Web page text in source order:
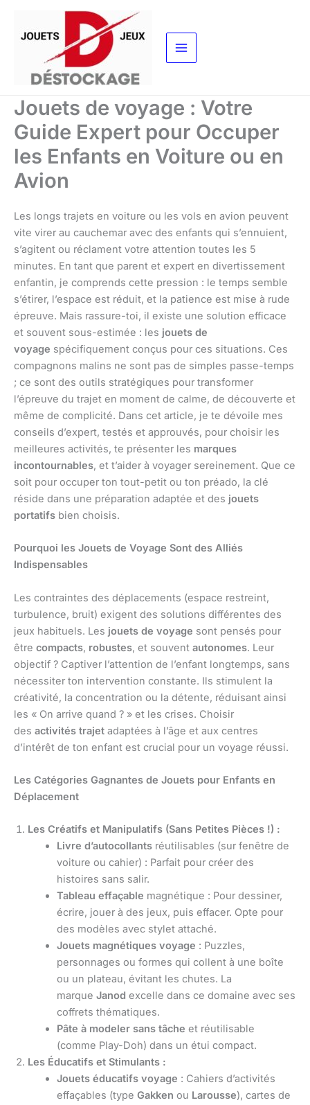
contenu
Jouets de voyage : Votre
Guide Expert pour Occuper
les Enfants en Voiture ou en
Avion
Les longs trajets en voiture ou les vols en avion peuvent
vite virer au cauchemar avec des enfants qui s’ennuient,
s’agitent ou réclament votre attention toutes les 5
minutes. En tant que parent et expert en divertissement
enfantin, je comprends cette pression : le temps semble
s’étirer, l’espace est réduit, et la patience est mise à rude
épreuve. Mais rassure-toi, il existe une solution efficace
et souvent sous-estimée : les jouets de
voyage spécifiquement conçus pour ces situations. Ces
compagnons malins ne sont pas de simples passe-temps
; ce sont des outils stratégiques pour transformer
l’épreuve du trajet en moment de calme, de découverte et
même de complicité. Dans cet article, je te dévoile mes
conseils d’expert, testés et approuvés, pour choisir les
meilleures activités, te présenter les marques
incontournables, et t’aider à voyager sereinement. Que ce
soit pour occuper ton tout-petit ou ton préado, la clé
réside dans une préparation adaptée et des jouets
portatifs bien choisis.
Pourquoi les Jouets de Voyage Sont des Alliés
Indispensables
Les contraintes des déplacements (espace restreint,
turbulence, bruit) exigent des solutions différentes des
jeux habituels. Les jouets de voyage sont pensés pour
être compacts, robustes, et souvent autonomes. Leur
objectif ? Captiver l’attention de l’enfant longtemps, sans
nécessiter ton intervention constante. Ils stimulent la
créativité, la concentration ou la détente, réduisant ainsi
les « On arrive quand ? » et les crises. Choisir
des activités trajet adaptées à l’âge et aux centres
d’intérêt de ton enfant est crucial pour un voyage réussi.
Les Catégories Gagnantes de Jouets pour Enfants en
Déplacement
Les Créatifs et Manipulatifs (Sans Petites Pièces !) :
Livre d’autocollantsréutilisables (sur fenêtre de
voiture ou cahier) : Parfait pour créer des
histoires sans salir.
Tableau effaçable magnétique : Pour dessiner,
écrire, jouer à des jeux, puis effacer. Opte pour
des modèles avec stylet attaché.
Jouets magnétiques voyage : Puzzles,
personnages ou formes qui collent à une boîte
ou un plateau, évitant les chutes. La
marque Janod excelle dans ce domaine avec ses
coffrets thématiques.
Pâte à modeler sans tâche et réutilisable
(comme Play-Doh) dans un étui compact.
Les Éducatifs et Stimulants :
Jouets éducatifs voyage : Cahiers d’activités
effaçables (type Gakken ou Larousse), cartes de